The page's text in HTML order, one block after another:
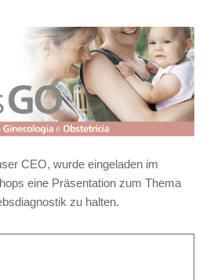
CEO, wurde eingeladen im
eine Präsentation zum Thema
zu halten.